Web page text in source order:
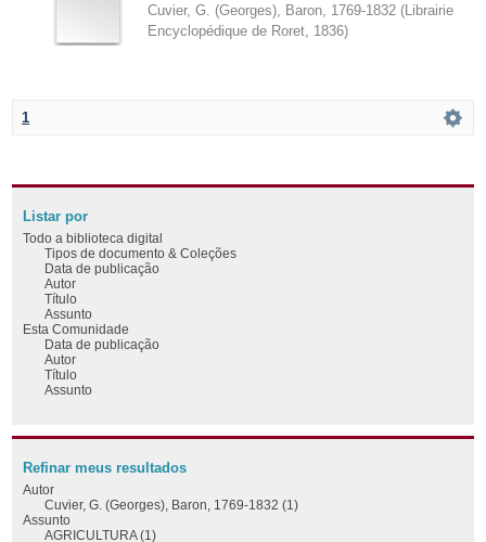
Cuvier, G. (Georges), Baron, 1769-1832 ( Librairie
Encyclopédique de Roret 1836)
1
Listar por
Todo a biblioteca digital
Tipos de documento & Coleções
Data de publicação
Autor
Título
Assunto
Esta Comunidade
Data de publicação
Autor
Título
Assunto
Refinar meus resultados
Autor
Cuvier, G. (Georges), Baron, 1769-1832 (1)
Assunto
AGRICULTURA (1)